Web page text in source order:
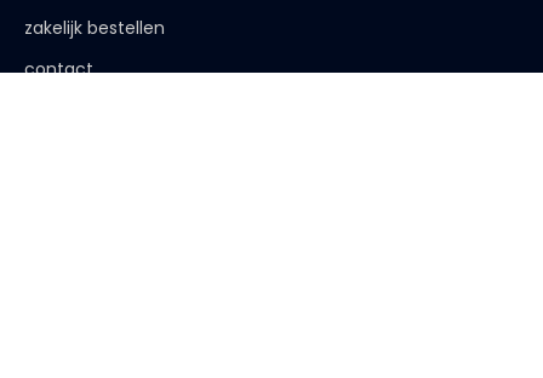
zakelijk bestellen
contact